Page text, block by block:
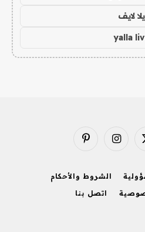
يلا لايف
yalla
الانستغرامبينتيريست
الشروط والأحكام
اتصل بنا